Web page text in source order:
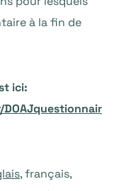
à la fin de
ici:
, français,